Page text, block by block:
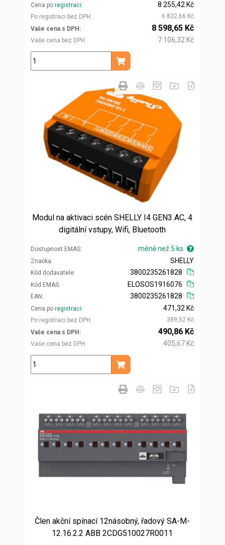
Cena po registraci
Po registraci bez DPH
8 255,42 Kč
6 822,66 Kč
Vaše cena s DPH
Vaše cena bez DPH
8 598,65 Kč
7 106,32 Kč
ks
Přidat do košíku
Modul na aktivaci scén SHELLY I4 GEN3 AC, 4
digitální vstupy, Wifi, Bluetooth
Dostupnost EMAS méně než 5 ks
Značka
Kód dodavatele
SHELLY
3800235261828
Kód EMAS
EAN
ELOSOS1916076
3800235261828
Cena po registraci
Po registraci bez DPH
471,32 Kč
389,52 Kč
Vaše cena s DPH
Vaše cena bez DPH
490,86 Kč
405,67 Kč
ks
Přidat do košíku
Člen akční spínací 12násobný, řadový SA-M-
12.16.2.2 ABB 2CDG510027R0011